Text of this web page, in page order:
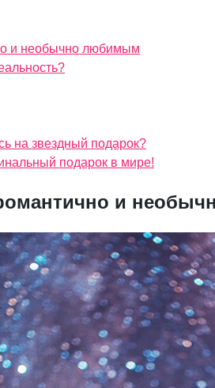
и необычно любимым
на звездный подарок?
подарок в мире!
и